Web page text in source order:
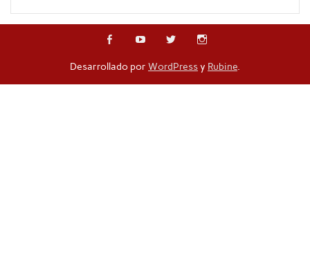
Desarrollado por WordPressy Rubine